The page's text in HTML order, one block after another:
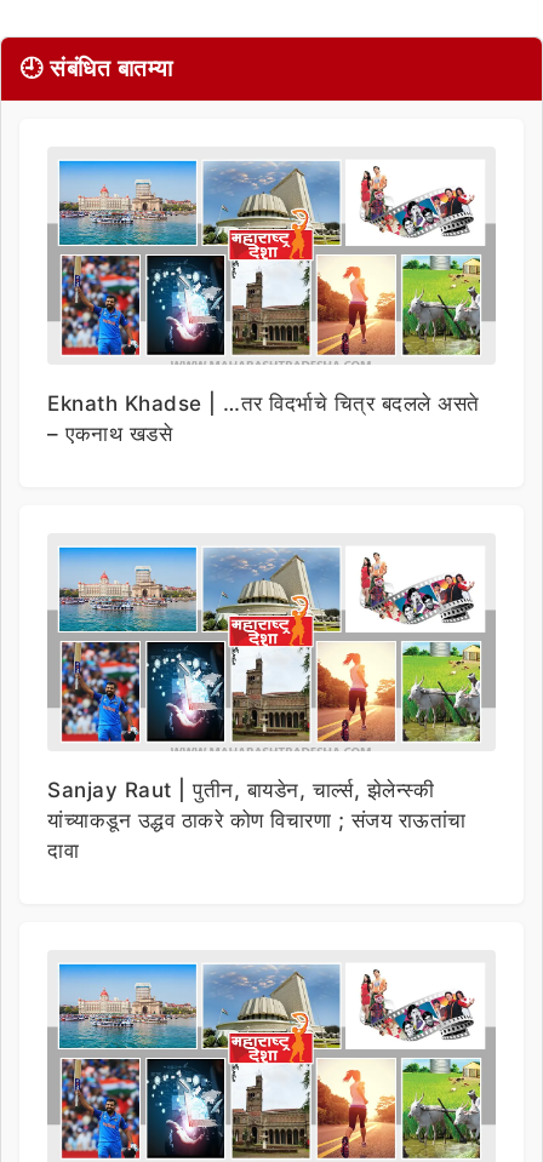
🕘 संबंधित बातम्या
Eknath Khadse | …तर विदर्भाचे चित्र बदलले असते
– एकनाथ खडसे
Sanjay Raut | पुतीन, बायडेन, चार्ल्स, झेलेन्स्की
यांच्याकडून उद्धव ठाकरे कोण विचारणा ; संजय राऊतांचा
दावा